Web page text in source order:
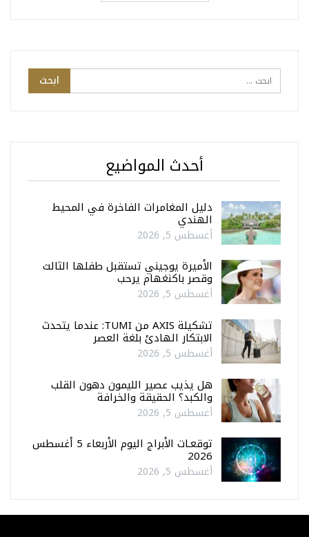
أحدث المواضيع
دليل المغامرات الفاخرة في المحيط
الهندي
أغسطس 5, 2026
الأميرة يوجيني تستقبل طفلها الثالث
وقصر باكنغهام يرحب
أغسطس 5, 2026
تشكيلة AXIS من TUMI: عندما يتحدث
الابتكار الهادئ بلغة العصر
أغسطس 5, 2026
هل يذيب عصير الليمون دهون القلب
والكبد؟ الحقيقة والخرافة
أغسطس 5, 2026
توقعـات الأبراج اليوم الأربعاء 5 أغسطس
2026
أغسطس 5, 2026